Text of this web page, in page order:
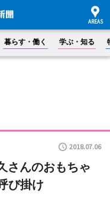
暮らす・働く 学ぶ・知る
2018.07.06
さんのおもちゃ
び掛け